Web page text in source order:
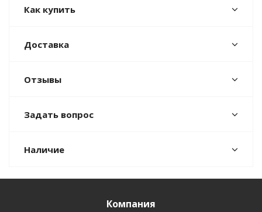
Как купить
Доставка
Отзывы
Задать вопрос
Наличие
Компания